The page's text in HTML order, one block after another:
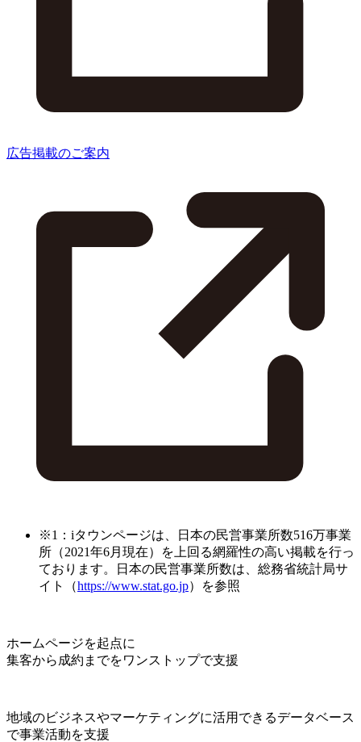
広告掲載のご案内
※1：iタウンページは、日本の民営事業所数516万事業
所（2021年6月現在）を上回る網羅性の高い掲載を行っ
ております。日本の民営事業所数は、総務省統計局サ
イト（https://www.stat.go.jp）を参照
ホームページを起点に
集客から成約までをワンストップで支援
地域のビジネスやマーケティングに活用できるデータベース
で事業活動を支援